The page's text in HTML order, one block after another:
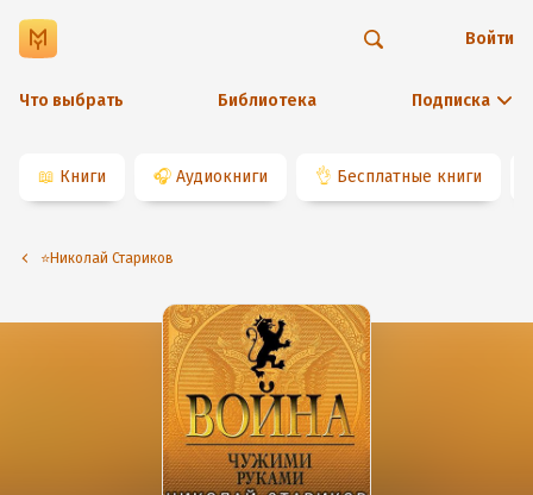
Что выбрать Библиотека Подписка
Войти
📖 Книги 🎧 Аудиокниги 👌 Бесплатные книги
⭐️Николай Стариков